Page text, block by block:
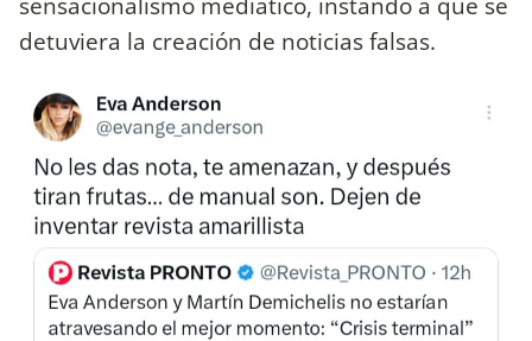
detuviera la creación de noticias falsas.